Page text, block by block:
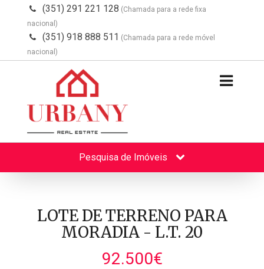
(351) 291 221 128 (Chamada para a rede fixa
nacional)
(351) 918 888 511 (Chamada para a rede móvel
nacional)
Pesquisa de Imóveis
LOTE DE TERRENO PARA
MORADIA - L.T. 20
92.500€